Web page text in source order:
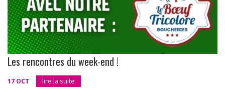
Les rencontres du week-end !
17 OCT lire la suite